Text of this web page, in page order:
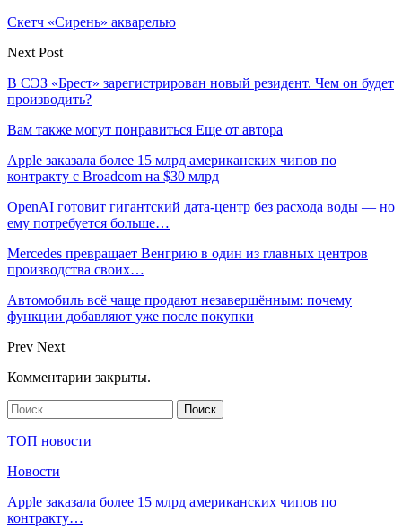
Скетч «Сирень» акварелью
Next Post
В СЭЗ «Брест» зарегистрирован новый резидент. Чем он будет
производить?
Вам также могут понравиться Еще от автора
Apple заказала более 15 млрд американских чипов по
контракту с Broadcom на $30 млрд
OpenAI готовит гигантский дата-центр без расхода воды — но
ему потребуется больше…
Mercedes превращает Венгрию в один из главных центров
производства своих…
Автомобиль всё чаще продают незавершённым: почему
функции добавляют уже после покупки
Prev Next
Комментарии закрыты.
ТОП новости
Новости
Apple заказала более 15 млрд американских чипов по
контракту…